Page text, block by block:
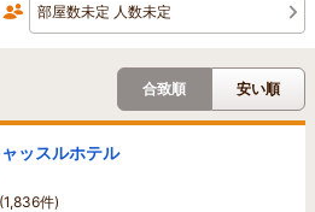
部屋数未定 人数未定
合致順 安い順
ッスルホテル
(1,836件)